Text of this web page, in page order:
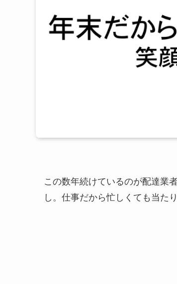
この数年続けているのが配達業
し。仕事だから忙しくても当た